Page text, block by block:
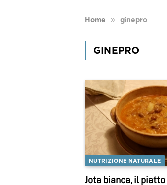
Home » ginepro
GINEPRO
NUTRIZIONE NATURALE
Jota bianca, il